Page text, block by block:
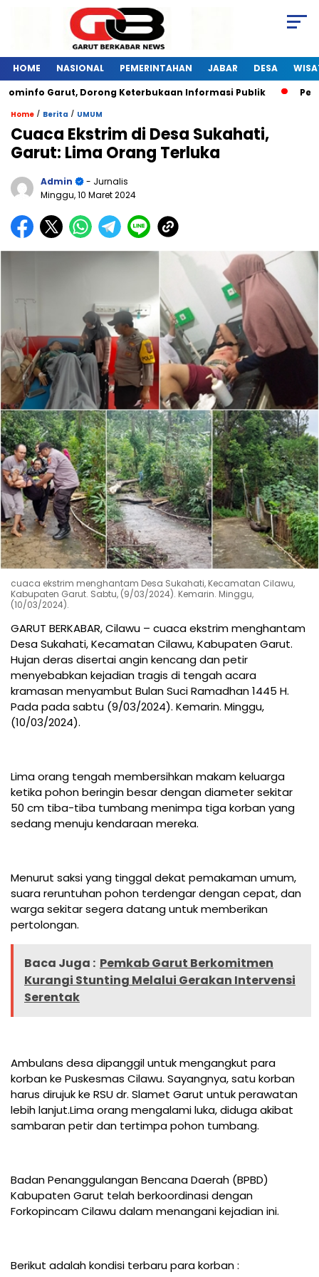
HOME NASIONAL PEMERINTAHAN JABAR DESA
Garut, Dorong Keterbukaan Informasi Publik
Home / Berita / UMUM
Cuaca Ekstrim di Desa Sukahati,
Garut: Lima Orang Terluka
Admin
- Jurnalis
Minggu, 10 Maret 2024
cuaca ekstrim menghantam Desa Sukahati, Kecamatan Cilawu,
Kabupaten Garut. Sabtu, (9/03/2024). Kemarin. Minggu,
(10/03/2024).
GARUT BERKABAR, Cilawu – cuaca ekstrim menghantam
Desa Sukahati, Kecamatan Cilawu, Kabupaten Garut.
Hujan deras disertai angin kencang dan petir
menyebabkan kejadian tragis di tengah acara
kramasan menyambut Bulan Suci Ramadhan 1445 H.
Pada pada sabtu (9/03/2024). Kemarin. Minggu,
(10/03/2024).
Lima orang tengah membersihkan makam keluarga
ketika pohon beringin besar dengan diameter sekitar
50 cm tiba-tiba tumbang menimpa tiga korban yang
sedang menuju kendaraan mereka.
Menurut saksi yang tinggal dekat pemakaman umum,
suara reruntuhan pohon terdengar dengan cepat, dan
warga sekitar segera datang untuk memberikan
pertolongan.
Baca Juga : Pemkab Garut Berkomitmen
Kurangi Stunting Melalui Gerakan Intervensi
Serentak
Ambulans desa dipanggil untuk mengangkut para
korban ke Puskesmas Cilawu. Sayangnya, satu korban
harus dirujuk ke RSU dr. Slamet Garut untuk perawatan
lebih lanjut.Lima orang mengalami luka, diduga akibat
sambaran petir dan tertimpa pohon tumbang.
Badan Penanggulangan Bencana Daerah (BPBD)
Kabupaten Garut telah berkoordinasi dengan
Forkopincam Cilawu dalam menangani kejadian ini.
Berikut adalah kondisi terbaru para korban :